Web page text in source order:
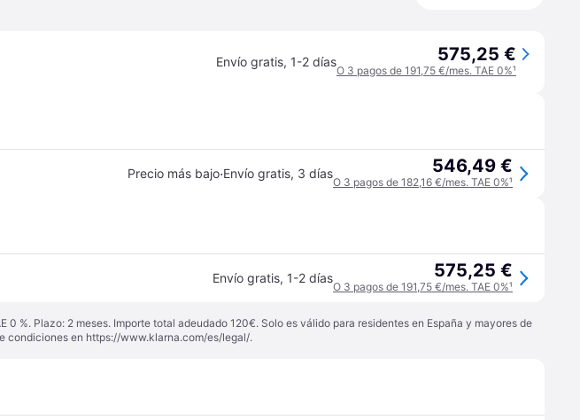
Envío gratis, 1-2 días 575,25 €
O 3 pagos de 191,75 €/mes. TAE 0%¹
Precio más bajo·Envío gratis, 3 días 546,49 €
O 3 pagos de 182,16 €/mes. TAE 0%¹
Envío gratis, 1-2 días 575,25 €
O 3 pagos de 191,75 €/mes. TAE 0%¹
%. Plazo: 2 meses. Importe total adeudado 120€. Solo es válido para residentes en España y mayores de
condiciones en https://www.klarna.com/es/legal/.